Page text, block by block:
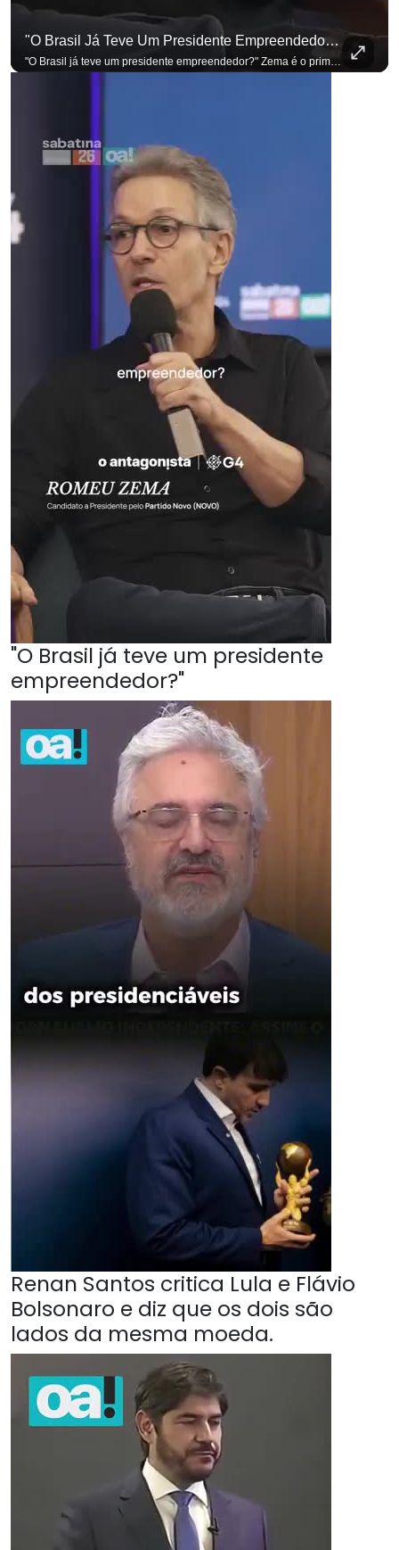
"O Brasil Já Teve Um Presidente Empreendedor?"
para não perder nenhuma atualização! Ouça O Antagonista nos principais
"O Brasil já teve um presidente
empreendedor?"
Renan Santos critica Lula e Flávio
Bolsonaro e diz que os dois são
lados da mesma moeda.